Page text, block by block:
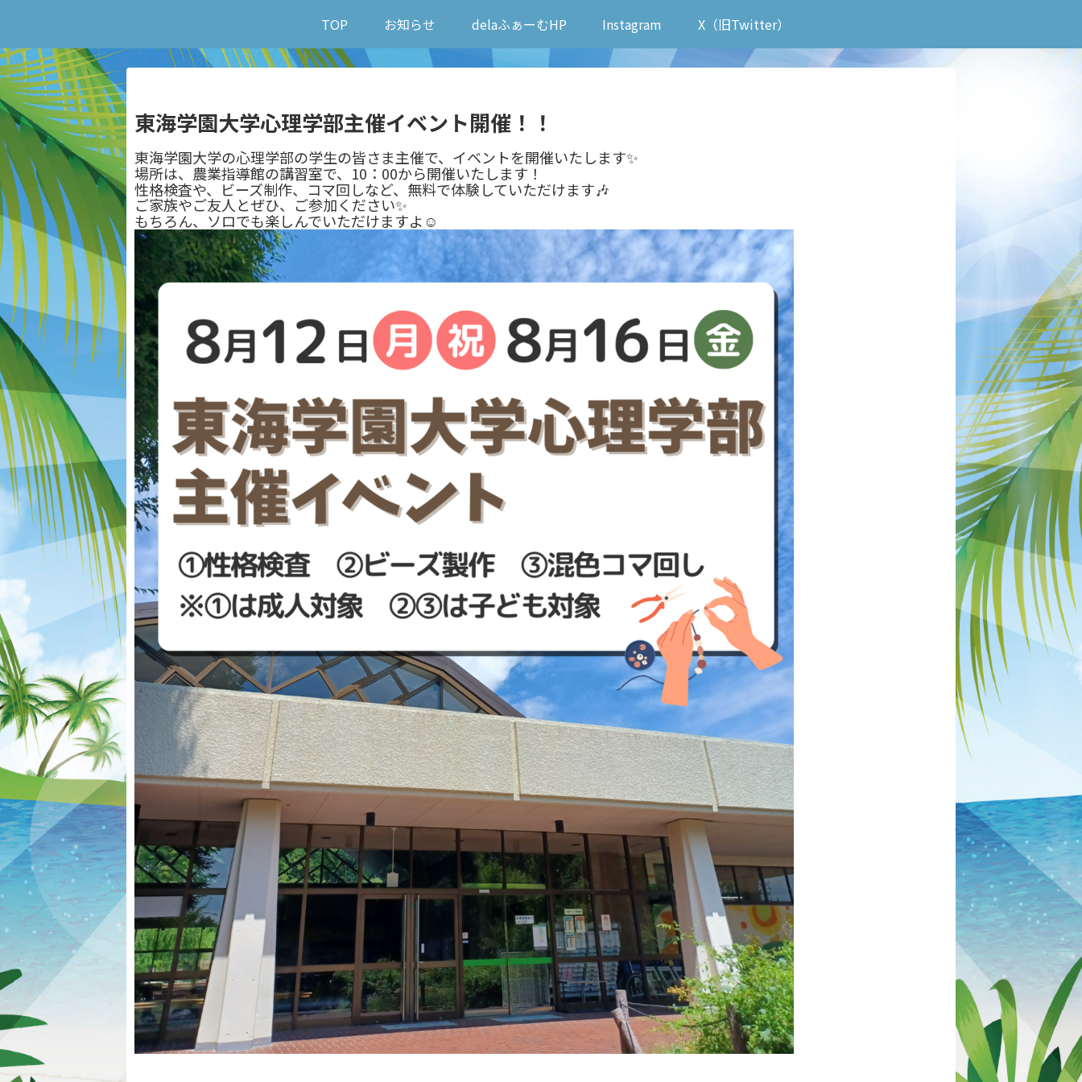
TOP お知らせ delaふぁーむHP Instagram X（旧Twitter）
東海学園大学心理学部主催イベント開催！！
東海学園大学の心理学部の学生の皆さま主催で、イベントを開催いたします✨
場所は、農業指導館の講習室で、10：00から開催いたします！
性格検査や、ビーズ制作、コマ回しなど、無料で体験していただけます🎶
ご家族やご友人とぜひ、ご参加ください✨
もちろん、ソロでも楽しんでいただけますよ☺